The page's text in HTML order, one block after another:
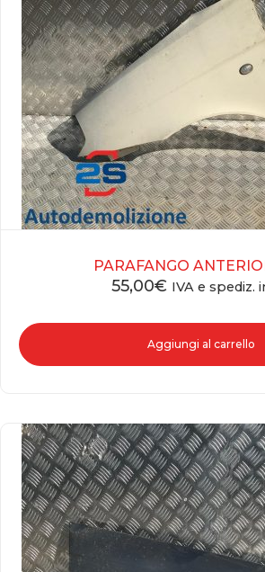
PARAFANGO
55,00€ IVA e spediz.
Aggiungi al carrello